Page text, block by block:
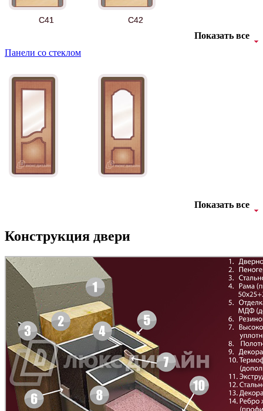
Д-36 46 30 Д-36 Н
C41 C42
C44
C45
Показать все
Панели со стеклом
Показать все
Конструкция двери